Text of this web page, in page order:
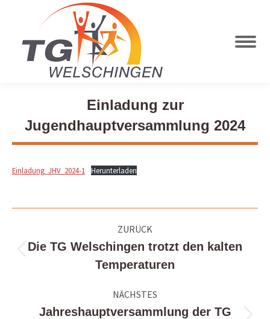
Einladung zur
Jugendhauptversammlung 2024
Einladung_JHV_2024-1 Herunterladen
ZURÜCK
Beitrag:
Die TG Welschingen trotzt den kalten
Temperaturen
NÄCHSTES
Jahreshauptversammlung der TG